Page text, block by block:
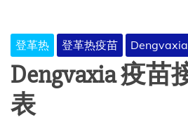
明
书
登革热 登革热疫苗 Dengvaxia
Dengvaxia 疫苗
表